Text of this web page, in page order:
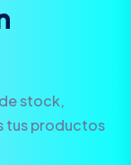
stock,
tus productos